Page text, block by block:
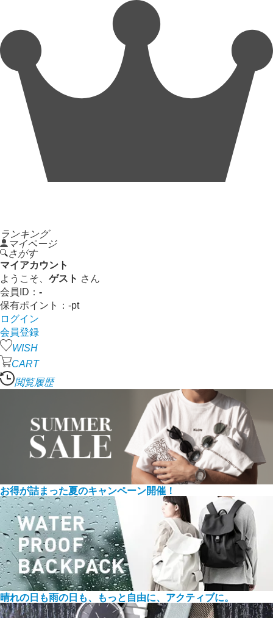
ランキング
マイページ
さがす
マイアカウント
ようこそ、 ゲスト さん
会員ID： -
保有ポイント： -pt
ログイン
会員登録
WISH
CART
閲覧履歴
お得が詰まった夏のキャンペーン開催！
晴れの日も雨の日も、もっと自由に、アクティブに。